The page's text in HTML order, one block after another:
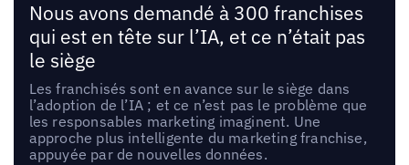
Nous avons demandé à 300 franchises
qui est en tête sur l’IA, et ce n’était pas
le siège
Les franchisés sont en avance sur le siège dans
l’adoption de l’IA ; et ce n’est pas le problème que
les responsables marketing imaginent. Une
approche plus intelligente du marketing franchise,
appuyée par de nouvelles données.